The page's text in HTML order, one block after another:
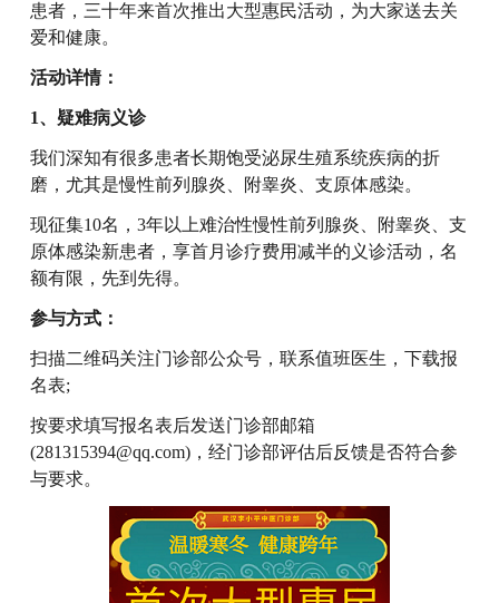
患者，三十年来首次推出大型惠民活动，为大家送去关
爱和健康。
活动详情：
1、疑难病义诊
我们深知有很多患者长期饱受泌尿生殖系统疾病的折
磨，尤其是慢性前列腺炎、附睾炎、支原体感染。
现征集10名，3年以上难治性慢性前列腺炎、附睾炎、支
原体感染新患者，享首月诊疗费用减半的义诊活动，名
额有限，先到先得。
参与方式：
扫描二维码关注门诊部公众号，联系值班医生，下载报
名表;
按要求填写报名表后发送门诊部邮箱
(281315394@qq.com)，经门诊部评估后反馈是否符合参
与要求。